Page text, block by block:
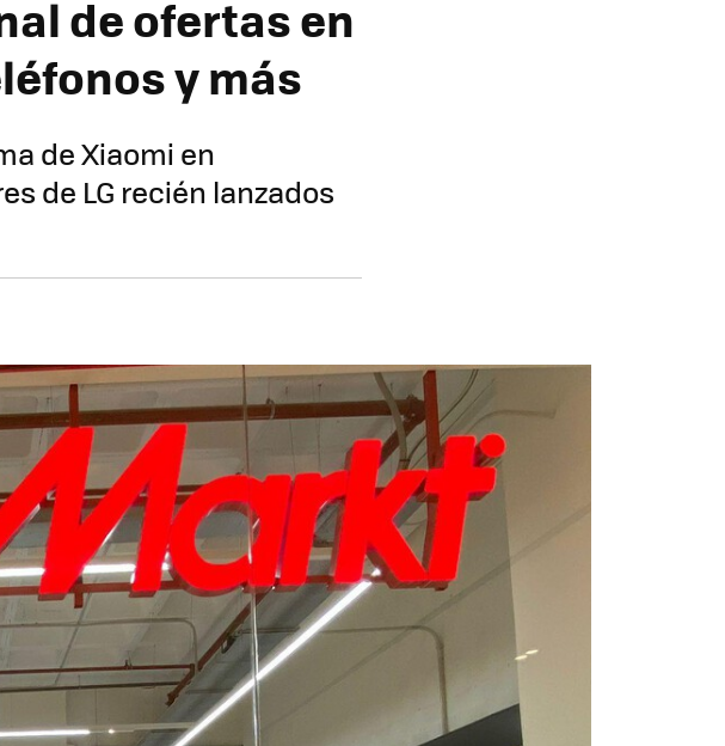
de ofertas en
y más
de Xiaomi en
de LG recién lanzados